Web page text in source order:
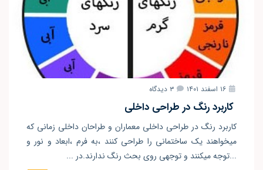
۱۶ اسفند ۱۴۰۱ ۳ دیدگاه
کاربرد رنگ در طراحی داخلی
کاربرد رنگ در طراحی داخلی معماران و طراحان داخلی زمانی که
میخواهند یک ساختمانی را طراحی کنند ،به فرم ،ابعاد و نور و
...توجه میکنند و توجهی روی بحث رنگ ندارند.در ...